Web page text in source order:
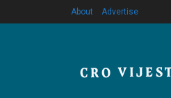
About Advertise